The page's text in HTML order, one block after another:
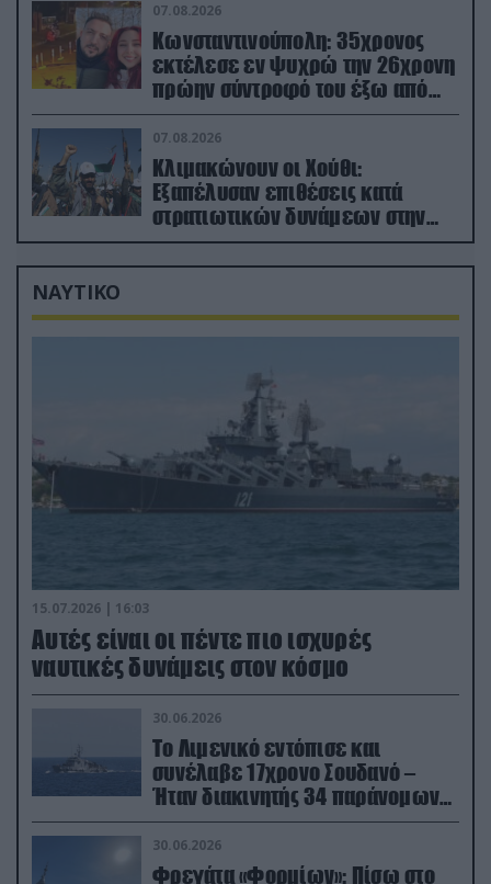
07.08.2026
Κωνσταντινούπολη: 35χρονος
εκτέλεσε εν ψυχρώ την 26χρονη
πρώην σύντροφό του έξω από
φαρμακείο (βίντεο)
07.08.2026
Κλιμακώνουν οι Χούθι:
Eξαπέλυσαν επιθέσεις κατά
στρατιωτικών δυνάμεων στην
Υεμένη – Πλήγματα & στη
Σαουδική Αραβία!
ΝΑΥΤΙΚΟ
15.07.2026 | 16:03
Aυτές είναι οι πέντε πιο ισχυρές
ναυτικές δυνάμεις στον κόσμο
30.06.2026
Το Λιμενικό εντόπισε και
συνέλαβε 17χρονο Σουδανό –
Ήταν διακινητής 34 παράνομων
μεταναστών
30.06.2026
Φρεγάτα «Φορμίων»: Πίσω στο